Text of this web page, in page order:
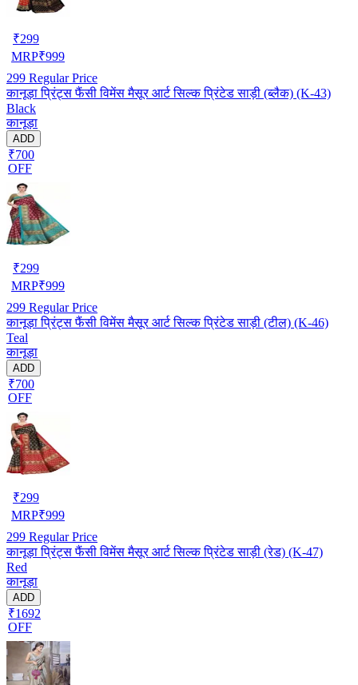
₹299
MRP₹999
299 Regular Price
कानूड़ा प्रिंट्स फैंसी विमेंस मैसूर आर्ट सिल्क प्रिंटेड साड़ी (ब्लैक) (K-43)
Black
कानूड़ा
ADD
₹700
OFF
₹299
MRP₹999
299 Regular Price
कानूड़ा प्रिंट्स फैंसी विमेंस मैसूर आर्ट सिल्क प्रिंटेड साड़ी (टील) (K-46)
Teal
कानूड़ा
ADD
₹700
OFF
₹299
MRP₹999
299 Regular Price
कानूड़ा प्रिंट्स फैंसी विमेंस मैसूर आर्ट सिल्क प्रिंटेड साड़ी (रेड) (K-47)
Red
कानूड़ा
ADD
₹1692
OFF